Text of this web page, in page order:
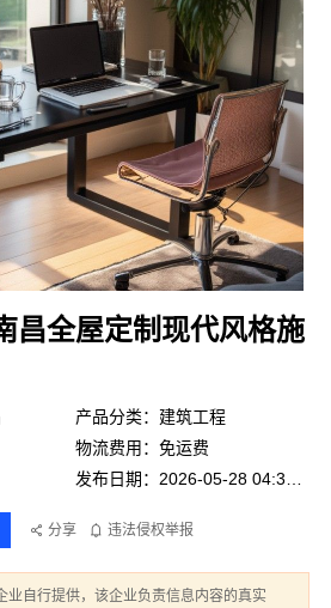
昌全屋定制现代风格施
产品分类：建筑工程
物流费用：免运费
分享 违法侵权举报
业自行提供，该企业负责信息内容的真实